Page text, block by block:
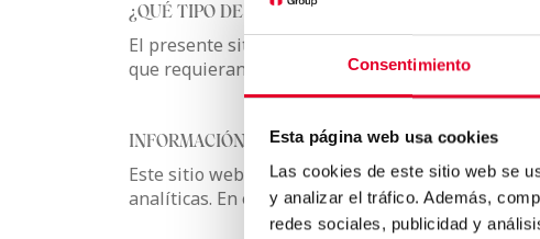
Consentimiento
Esta página web usa cookies
Las cookies de este sitio web se
y analizar el tráfico. Además,
redes sociales, publicidad y
¿QUÉ TIPO DE COOKIES UTILIZA ESTE SITIO WEB?
El presente sitio web utiliza las cookies
que requieran su consentimiento en el caso de
INFORMACIÓN SOBRE TRANSFERENCIAS
Este sitio web utiliza la herramienta Google
analíticas. En el ámbito de la Unión europea